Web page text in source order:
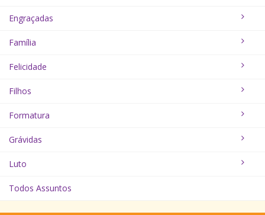
Engraçadas
Família
Felicidade
Filhos
Formatura
Grávidas
Luto
Todos Assuntos